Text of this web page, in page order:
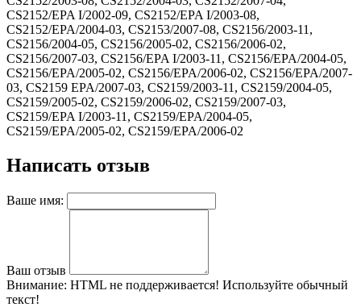
CS2152/EPA I/2002-09, CS2152/EPA I/2003-08,
CS2152/EPA/2004-03, CS2153/2007-08, CS2156/2003-11,
CS2156/2004-05, CS2156/2005-02, CS2156/2006-02,
CS2156/2007-03, CS2156/EPA I/2003-11, CS2156/EPA/2004-05,
CS2156/EPA/2005-02, CS2156/EPA/2006-02, CS2156/EPA/2007-
03, CS2159 EPA/2007-03, CS2159/2003-11, CS2159/2004-05,
CS2159/2005-02, CS2159/2006-02, CS2159/2007-03,
CS2159/EPA I/2003-11, CS2159/EPA/2004-05,
CS2159/EPA/2005-02, CS2159/EPA/2006-02
Написать отзыв
Ваше имя:
Ваш отзыв
Внимание: HTML не поддерживается! Используйте обычный
текст!